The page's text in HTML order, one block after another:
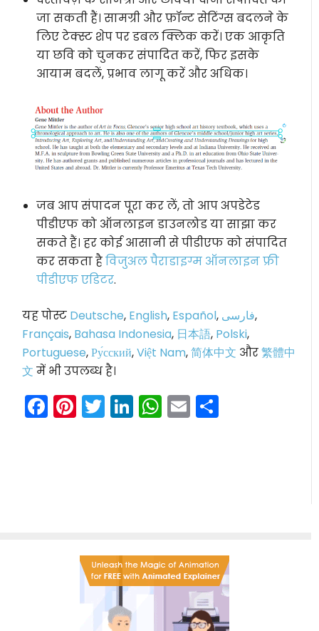
जा सकती हैं। सामग्री और फ़ॉन्ट सेटिंग्स बदलने के
लिए टेक्स्ट शेप पर डबल क्लिक करें। एक आकृति
या छवि को चुनकर संपादित करें, फिर इसके
आयाम बदलें, प्रभाव लागू करें और अधिक।
जब आप संपादन पूरा कर लें, तो आप अपडेटेड
पीडीएफ को ऑनलाइन डाउनलोड या साझा कर
सकते हैं। हर कोई आसानी से पीडीएफ को संपादित
कर सकता हैविजुअल पैराडाइग्म ऑनलाइन फ्री
पीडीएफ एडिटर.
यह पोस्ट Deutsche, English, Español, فارسی,
Français, Bahasa Indonesia, 日本語, Polski,
Portuguese,Ру́сский,Việt Nam,简体中文 और繁體中
文 में भी उपलब्ध है।
Facebook
Pinterest
Twitter
LinkedIn
WhatsApp
Email